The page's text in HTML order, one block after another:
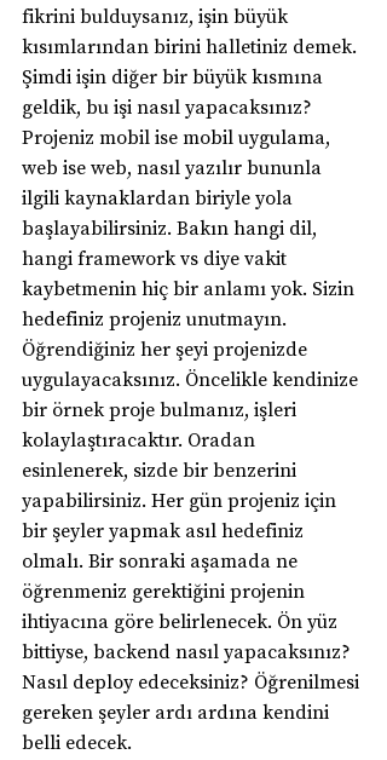
fikrini bulduysanız, işin büyük
kısımlarından birini halletiniz demek.
Şimdi işin diğer bir büyük kısmına
geldik, bu işi nasıl yapacaksınız?
Projeniz mobil ise mobil uygulama,
web ise web, nasıl yazılır bununla
ilgili kaynaklardan biriyle yola
başlayabilirsiniz. Bakın hangi dil,
hangi framework vs diye vakit
kaybetmenin hiç bir anlamı yok. Sizin
hedefiniz projeniz unutmayın.
Öğrendiğiniz her şeyi projenizde
uygulayacaksınız. Öncelikle kendinize
bir örnek proje bulmanız, işleri
kolaylaştıracaktır. Oradan
esinlenerek, sizde bir benzerini
yapabilirsiniz. Her gün projeniz için
bir şeyler yapmak asıl hedefiniz
olmalı. Bir sonraki aşamada ne
öğrenmeniz gerektiğini projenin
ihtiyacına göre belirlenecek. Ön yüz
bittiyse, backend nasıl yapacaksınız?
Nasıl deploy edeceksiniz? Öğrenilmesi
gereken şeyler ardı ardına kendini
belli edecek.